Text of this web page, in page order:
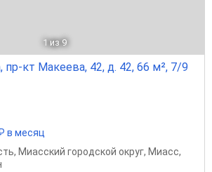
1 из 9
пр-кт Макеева, 42, д. 42, 66 м², 7/9
в месяц
, Миасский городской округ, Миасс,